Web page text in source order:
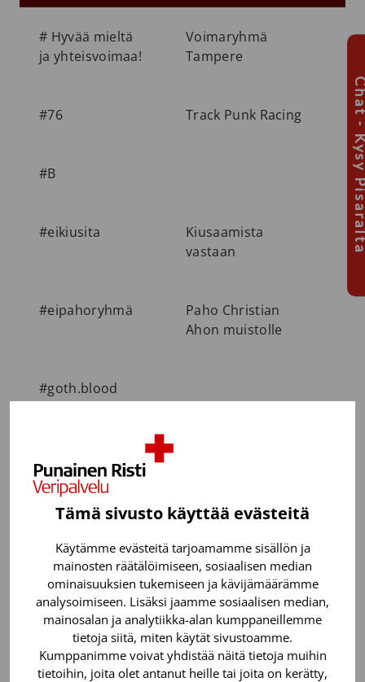
Tämä sivusto käyttää evästeitä
Käytämme evästeitä tarjoamamme sisällön ja
mainosten räätälöimiseen, sosiaalisen median
ominaisuuksien tukemiseen ja kävijämäärämme
analysoimiseen. Lisäksi jaamme sosiaalisen median,
mainosalan ja analytiikka-alan kumppaneillemme
tietoja siitä, miten käytät sivustoamme.
Kumppanimme voivat yhdistää näitä tietoja muihin
tietoihin, joita olet antanut heille tai joita on kerätty,
# Hyvää mieltä
ja yhteisvoimaa!
Voimaryhmä
Tampere
2
#76 Track Punk Racing 3
#B 6
#eikiusita
Kiusaamista
vastaan
0
#eipahoryhmä
Paho Christian
Ahon muistolle
#goth.blood
#JSNKKluovuttaa
[fll.fi] Finns Let
Loose
100ml/min
18EH
Chat -